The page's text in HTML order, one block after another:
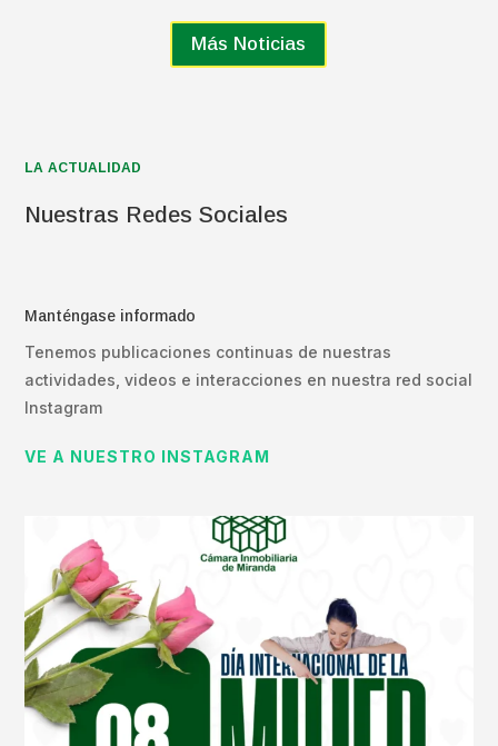
Más Noticias
LA ACTUALIDAD
Nuestras Redes Sociales
Manténgase informado
Tenemos publicaciones continuas de nuestras
actividades, videos e interacciones en nuestra red social
Instagram
VE A NUESTRO INSTAGRAM